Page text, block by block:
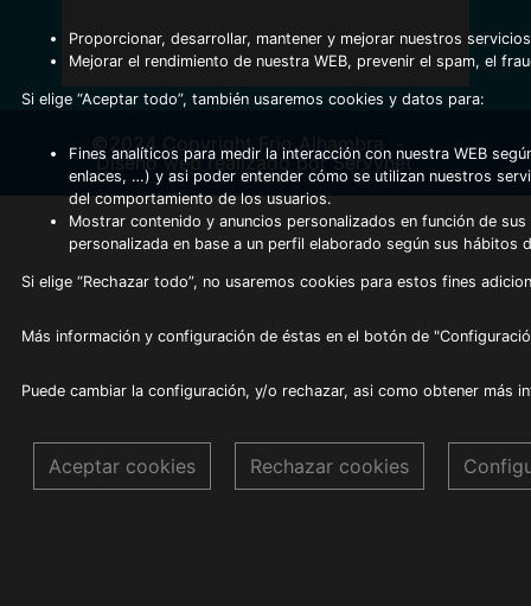
©2024 Copyright Frio Alhambra
Diseño web realizado por Servynet
Proporcionar, desarrollar, mantener y mejorar nuestros
Mejorar el rendimiento de nuestra WEB, prevenir el spam, el
Si elige “Aceptar todo”, también usaremos cookies y datos para:
Fines analíticos para medir la interacción con nuestra WEB
enlaces, …) y asi poder entender cómo se utilizan nuestros
del comportamiento de los usuarios.
Mostrar contenido y anuncios personalizados en función de
personalizada en base a un perfil elaborado según sus hábitos
Si elige “Rechazar todo”, no usaremos cookies para estos fines
Más información y configuración de éstas en el botón de
Puede cambiar la configuración, y/o rechazar, asi como obtener más
Aceptar cookies Rechazar cookies